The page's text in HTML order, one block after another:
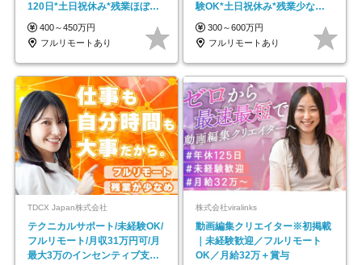
120日*土日祝休み*残業ほぼな
し*育児中社員8割以上
400～450万円
フルリモートあり
験OK*土日祝休み*残業少なめ*
在宅勤務手当あり
300～600万円
フルリモートあり
TDCX Japan株式会社
テクニカルサポート/未経験OK/
フルリモート/月収31万円可/月
最大3万のインセンティブ支給/
株式会社viralinks
動画編集クリエイター※初掲載
｜未経験歓迎／フルリモート
OK／月給32万＋賞与